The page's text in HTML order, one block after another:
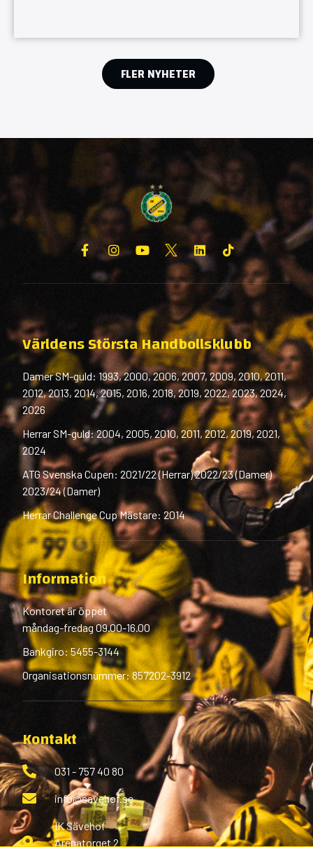
FLER NYHETER
Världens Största Handbollsklubb
Damer SM-guld: 1993, 2000, 2006, 2007, 2009, 2010, 2011,
2012, 2013, 2014, 2015, 2016, 2018, 2019, 2022, 2023, 2024,
2026
Herrar SM-guld: 2004, 2005, 2010, 2011, 2012, 2019, 2021,
2024
ATG Svenska Cupen: 2021/22 (Herrar) 2022/23 (Damer)
2023/24 (Damer)
Herrar Challenge Cup Mästare: 2014
Information
Kontoret är öppet
måndag-fredag 09.00-16.00
Bankgiro: 5455-3144
Organisationsnummer: 857202-3912
Kontakt
031 - 757 40 80
info@savehof.se
IK Sävehof
Arenatorget 2